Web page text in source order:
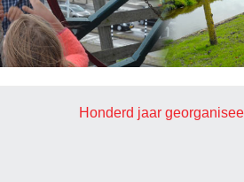
Honderd jaar